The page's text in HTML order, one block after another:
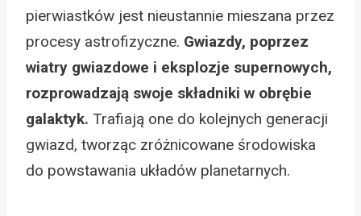
pierwiastków jest nieustannie mieszana przez
procesy astrofizyczne. Gwiazdy, poprzez
wiatry gwiazdowe i eksplozje supernowych,
rozprowadzają swoje składniki w obrębie
galaktyk. Trafiają one do kolejnych generacji
gwiazd, tworząc zróżnicowane środowiska
do powstawania układów planetarnych.